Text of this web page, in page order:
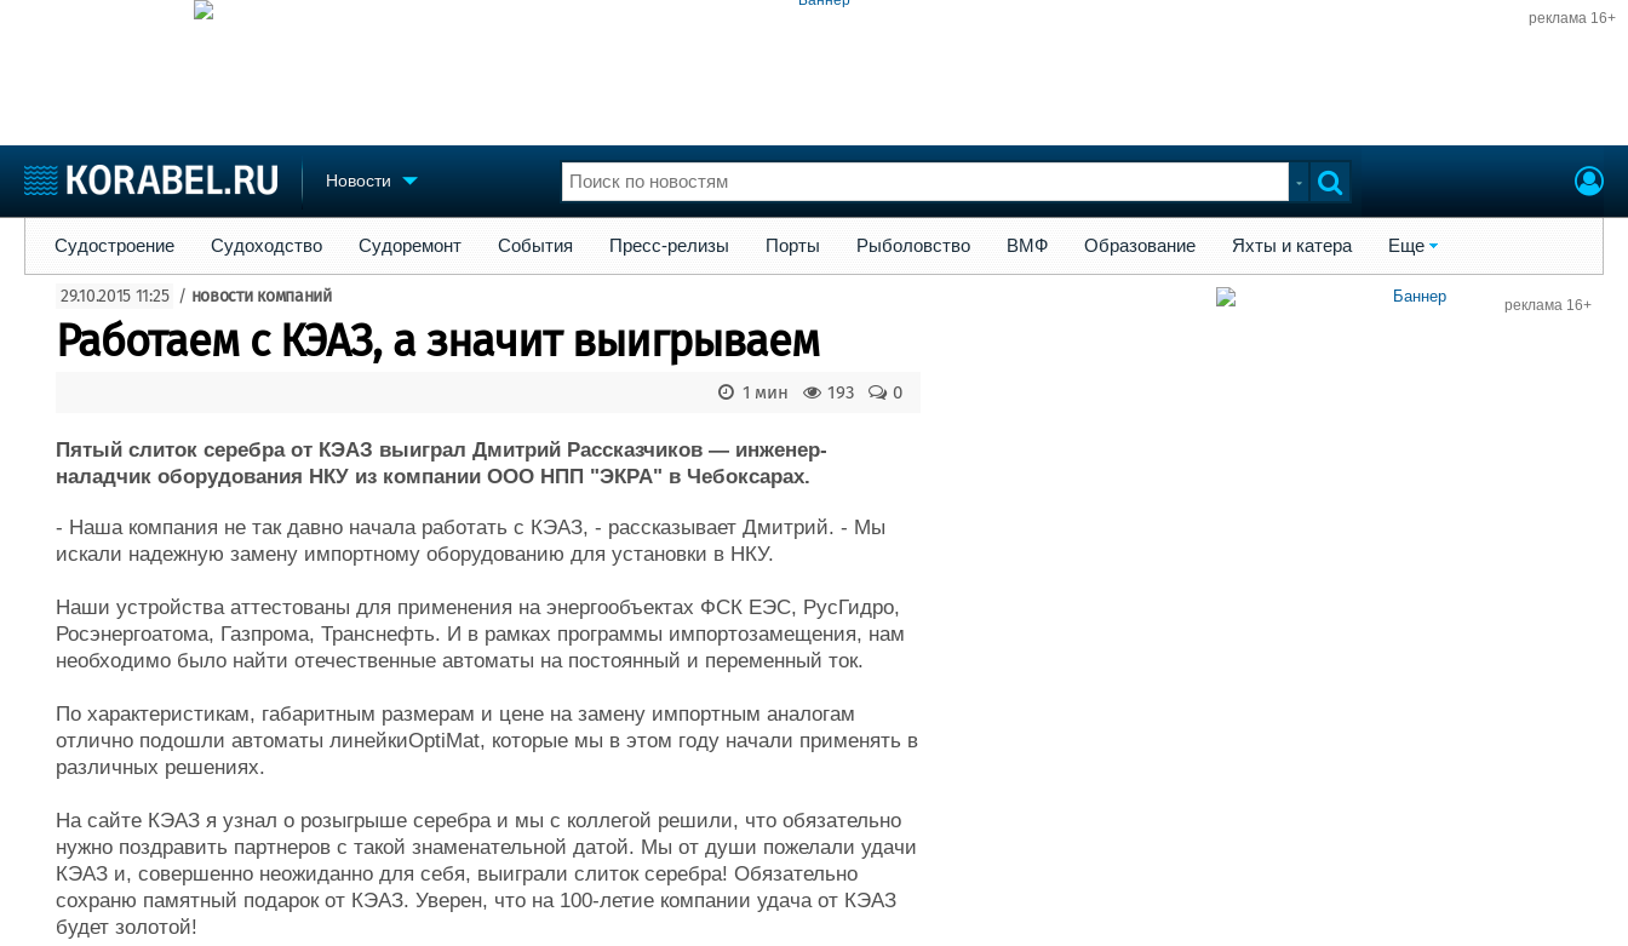
реклама 16+
Новости
Судостроение
Пульс
Новости
Крюинг
Журнал
Торговая площадка
Доска объявлений
Продажа флота
Услуги
Конференции
Личности
Флот
Форум
Все службы
Судостроение Судоходство Судоремонт События Пресс-релизы Порты Рыболовство ВМФ Образование Яхты и катера Еще
29.10.2015 11:25 / новости компаний
Работаем с КЭАЗ, а значит выигрываем
0
193
1 мин
Пятый слиток серебра от КЭАЗ выиграл Дмитрий Рассказчиков — инженер-
наладчик оборудования НКУ из компании ООО НПП "ЭКРА" в Чебоксарах.
- Наша компания не так давно начала работать с КЭАЗ, - рассказывает Дмитрий. - Мы
искали надежную замену импортному оборудованию для установки в НКУ.
Наши устройства аттестованы для применения на энергообъектах ФСК ЕЭС, РусГидро,
Росэнергоатома, Газпрома, Транснефть. И в рамках программы импортозамещения, нам
необходимо было найти отечественные автоматы на постоянный и переменный ток.
По характеристикам, габаритным размерам и цене на замену импортным аналогам
отлично подошли автоматы линейкиOptiMat, которые мы в этом году начали применять в
различных решениях.
На сайте КЭАЗ я узнал о розыгрыше серебра и мы с коллегой решили, что обязательно
нужно поздравить партнеров с такой знаменательной датой. Мы от души пожелали удачи
КЭАЗ и, совершенно неожиданно для себя, выиграли слиток серебра! Обязательно
сохраню памятный подарок от КЭАЗ. Уверен, что на 100-летие компании удача от КЭАЗ
будет золотой!
реклама 16+